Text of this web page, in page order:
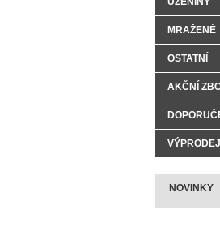
MRAŽENÉ
OSTATNÍ
AKČNÍ
NOVINKY